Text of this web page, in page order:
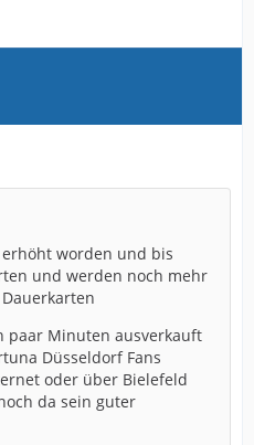
worden und bis
und werden noch mehr
paar Minuten ausverkauft
Düsseldorf Fans
oder über Bielefeld
da sein guter